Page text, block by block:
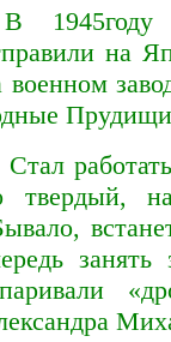
В 1945году
на
военном
Стал
твердый,